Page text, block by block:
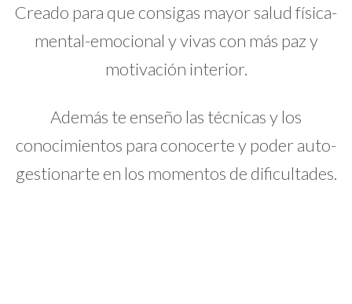
Creado para que consigas mayor salud física-
mental-emocional y vivas con más paz y
motivación interior.
Además te enseño las técnicas y los
conocimientos para conocerte y poder auto-
gestionarte en los momentos de dificultades.